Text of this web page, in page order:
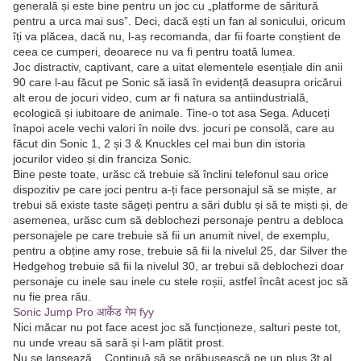
generală și este bine pentru un joc cu „platforme de săritură
pentru a urca mai sus”. Deci, dacă ești un fan al sonicului, oricum
îți va plăcea, dacă nu, l-aș recomanda, dar fii foarte conștient de
ceea ce cumperi, deoarece nu va fi pentru toată lumea.
Joc distractiv, captivant, care a uitat elementele esențiale din anii
90 care l-au făcut pe Sonic să iasă în evidență deasupra oricărui
alt erou de jocuri video, cum ar fi natura sa antiindustrială,
ecologică și iubitoare de animale. Tine-o tot asa Sega. Aduceți
înapoi acele vechi valori în noile dvs. jocuri pe consolă, care au
făcut din Sonic 1, 2 și 3 & Knuckles cel mai bun din istoria
jocurilor video și din franciza Sonic.
Bine peste toate, urăsc că trebuie să înclini telefonul sau orice
dispozitiv pe care joci pentru a-ți face personajul să se miște, ar
trebui să existe taste săgeți pentru a sări dublu și să te miști și, de
asemenea, urăsc cum să deblochezi personaje pentru a debloca
personajele pe care trebuie să fii un anumit nivel, de exemplu,
pentru a obține amy rose, trebuie să fii la nivelul 25, dar Silver the
Hedgehog trebuie să fii la nivelul 30, ar trebui să deblochezi doar
personaje cu inele sau inele cu stele roșii, astfel încât acest joc să
nu fie prea rău.
Sonic Jump Pro आर्केड गेम fyy
Nici măcar nu pot face acest joc să funcționeze, salturi peste tot,
nu unde vreau să sară și l-am plătit prost.
Nu se lansează... Continuă să se prăbușească pe un plus 3t al